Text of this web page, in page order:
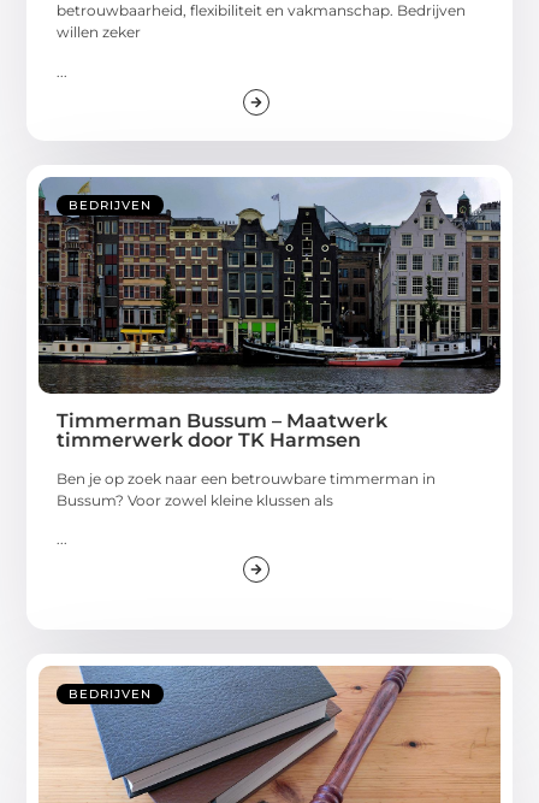
betrouwbaarheid, flexibiliteit en vakmanschap. Bedrijven
willen zeker
BEDRIJVEN
Timmerman Bussum – Maatwerk
timmerwerk door TK Harmsen
Ben je op zoek naar een betrouwbare timmerman in
Bussum? Voor zowel kleine klussen als
...
BEDRIJVEN